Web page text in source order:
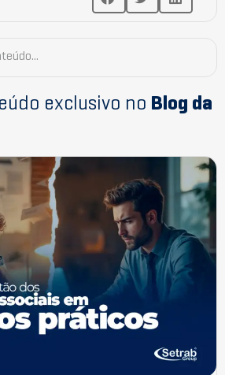
exclusivo no Blog da